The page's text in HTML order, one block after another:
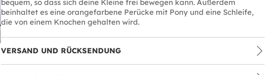
bequem, so dass sich deine Kleine frei bewegen kann. Außerdem
beinhaltet es eine orangefarbene Perücke mit Pony und eine Schleife,
die von einem Knochen gehalten wird.
VERSAND UND RÜCKSENDUNG